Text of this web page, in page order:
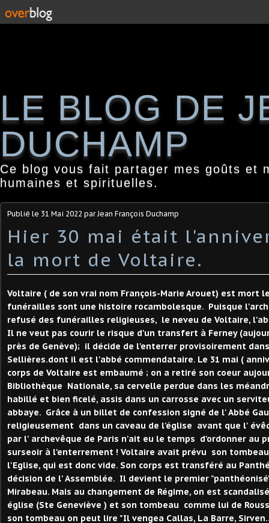
LE BLOG DE
DUCHAMP
Ce blog vous fait partager mes goûts et
humaines et spirituelles.
Publié le 31 Mai 2022 par Jean François Duchamp
Hier 30 mai était
la mort de Voltaire.
Voltaire ( de son vrai nom François-Marie Arouet) est mort le
funérailles sont une histoire rocambolesque. Puisque
refusé des funérailles religieuses, le neveu de Voltaire,
Il ne veut pas courir le risque d'un transfert à Ferney
près de Genève); il décide de l'enterrer provisoirement
Sellières.dont il est l'abbé commendataire. Le 31 mai (
corps de Voltaire est embaumé ; on a retiré son coeur
Bibliothèque Nationale, sa cervelle perdue dans les
habillé et bien ficelé, assis dans un carrosse avec un
abbaye. Grâce à un billet de confession signé de l' Abbé
religieusement dans un caveau de l'église avant que l'
par l' archevêque de Paris n'ait eu le temps d'ordonner au
surseoir à l'enterrement ! Voltaire avait prévu son
l'Eglise, qui est donc vide. Son corps est transféré au
décision de l' Assemblée. Il devient le premier
Mirabeau. Mais au changement de Régime, on est
église (Ste Geneviève ) et son tombeau comme lui de
son tombeau on peut lire "Il vengea Callas, La Barre,